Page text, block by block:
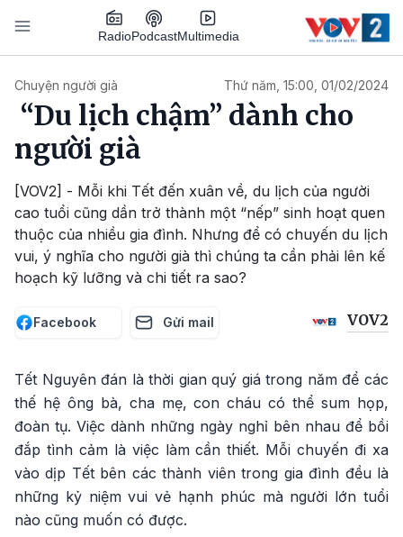
Nhảy đến nội dung
RadioPodcastMultimedia
Chuyện người già Thứ năm, 15:00, 01/02/2024
“Du lịch chậm” dành cho
người già
[VOV2] - Mỗi khi Tết đến xuân về, du lịch của người
cao tuổi cũng dần trở thành một “nếp” sinh hoạt quen
thuộc của nhiều gia đình. Nhưng để có chuyến du lịch
vui, ý nghĩa cho người già thì chúng ta cần phải lên kế
hoạch kỹ lưỡng và chi tiết ra sao?
Facebook Gửi mail VOV2
Tết Nguyên đán là thời gian quý giá trong năm để các
thế hệ ông bà, cha mẹ, con cháu có thể sum họp,
đoàn tụ. Việc dành những ngày nghỉ bên nhau để bồi
đắp tình cảm là việc làm cần thiết. Mỗi chuyến đi xa
vào dịp Tết bên các thành viên trong gia đình đều là
những kỷ niệm vui vẻ hạnh phúc mà người lớn tuổi
nào cũng muốn có được.